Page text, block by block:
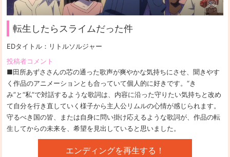
転生したらスライムだった件
EDタイトル： リトルソルジャー
投稿者コメント
■田所あずささんの芯の通った歌声が爽やかな気持ちにさせ、聞きやす
く作品のアニメーションとも合っていて個人的に好きです。“き
み”と“私”で対話するような歌詞は、内容に沿った守りたい気持ちと改め
て自分を行き直していく様子から主人公リムルの心情が感じられます。
守るべき国の皆、または自身に問い掛け応えるような歌詞が、作品の転
生してからの未来を、希望を見出していると思いました。
エンディングを再生する！